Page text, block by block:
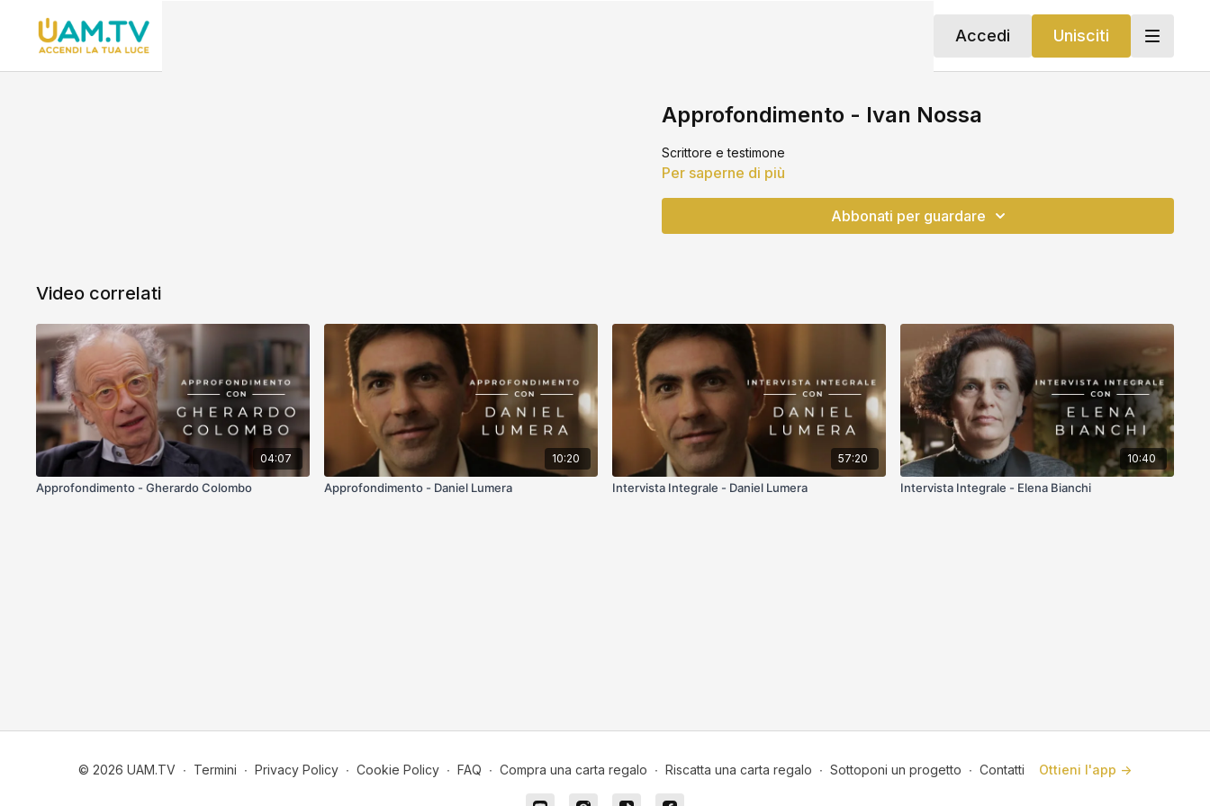
Accedi Unisciti
Approfondimento - Ivan Nossa
Scrittore e testimone
Per saperne di più
Abbonati per guardare
Video correlati
04:07
Approfondimento - Gherardo Colombo
10:20
Approfondimento - Daniel Lumera
57:20
Intervista Integrale - Daniel Lumera
10:40
Intervista Integrale - Elena Bianchi
© 2026 UAM.TV ∙ Termini ∙ Privacy Policy ∙ Cookie Policy ∙ FAQ ∙ Compra una carta regalo ∙ Riscatta una carta regalo ∙ Sottoponi un progetto ∙ Contatti Ottieni l'app ->